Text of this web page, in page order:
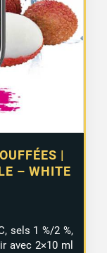
|
– WHITE
sels 1 %/2 %,
avec 2×10 ml